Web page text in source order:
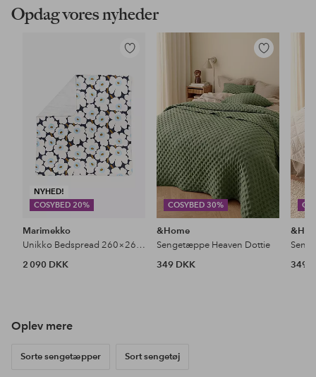
Opdag vores nyheder
NYHED!
COSYBED 20%
Tilføj
favoritter
Marimekko
Unikko Bedspread 260×260 Cm
2 090 DKK
COSYBED 30%
Tilføj
favoritter
&Home
Sengetæppe Heaven Dottie
349 DKK
349
Oplev mere
Sorte sengetæpper Sort sengetøj